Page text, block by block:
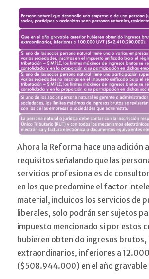
Ahora la Reforma hace una adición
requisitos señalando que las
servicios profesionales de
en los que predomine el factor
material, incluidos los servicios de
liberales, solo podrán ser sujetos
impuesto mencionado si por estos
hubieren obtenido ingresos brutos,
extraordinarios, inferiores a
($508.944.000) en el año